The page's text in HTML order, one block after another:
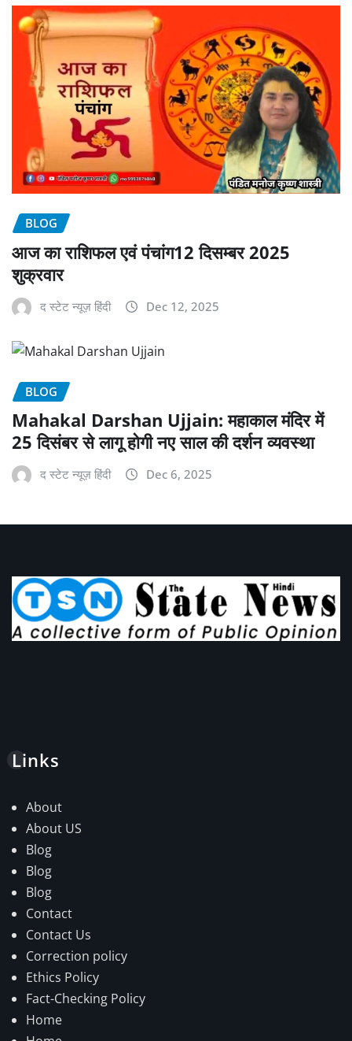
BLOG
आज का राशिफल एवं पंचांग12 दिसम्बर 2025
शुक्रवार
द स्टेट न्यूज़ हिंदी Dec 12, 2025
BLOG
Mahakal Darshan Ujjain: महाकाल मंदिर में
25 दिसंबर से लागू होगी नए साल की दर्शन व्यवस्था
द स्टेट न्यूज़ हिंदी Dec 6, 2025
Links
About
About US
Blog
Blog
Blog
Contact
Contact Us
Correction policy
Ethics Policy
Fact-Checking Policy
Home